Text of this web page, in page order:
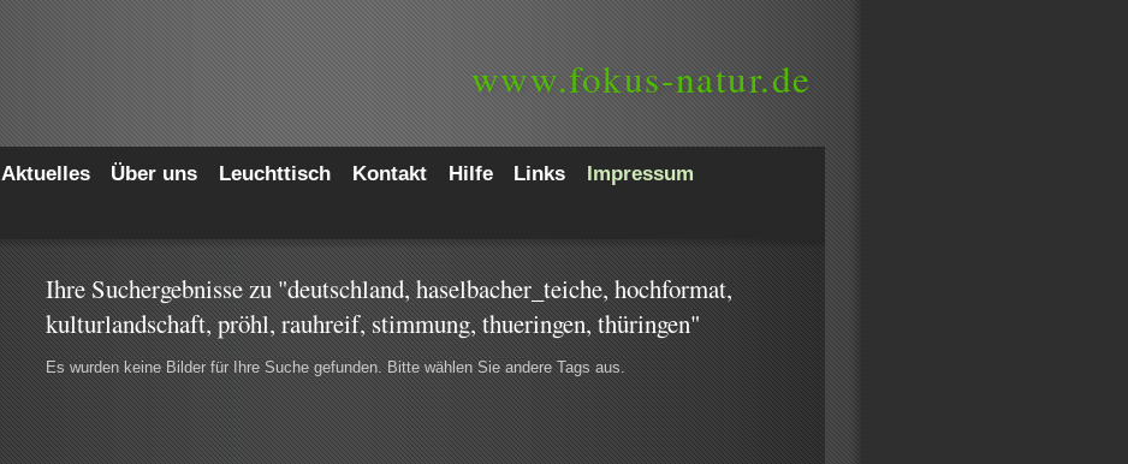
www.fokus-natur.de
Aktuelles Über uns Leuchttisch Kontakt Hilfe Links
Impressum
Ihre Suchergebnisse zu "deutschland, haselbacher_teiche, hochformat,
kulturlandschaft, pröhl, rauhreif, stimmung, thueringen, thüringen"
Es wurden keine Bilder für Ihre Suche gefunden. Bitte wählen Sie andere Tags aus.